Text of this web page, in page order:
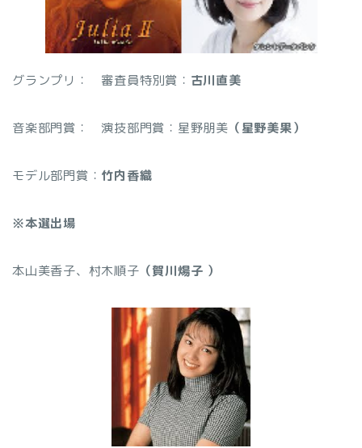
グランプリ： 審査員特別賞： 古川直美
音楽部門賞： 演技部門賞：星野朋美 （星野美果）
モデル部門賞： 竹内香織
※本選出場
本山美香子、村木順子 （賀川煬子 ）